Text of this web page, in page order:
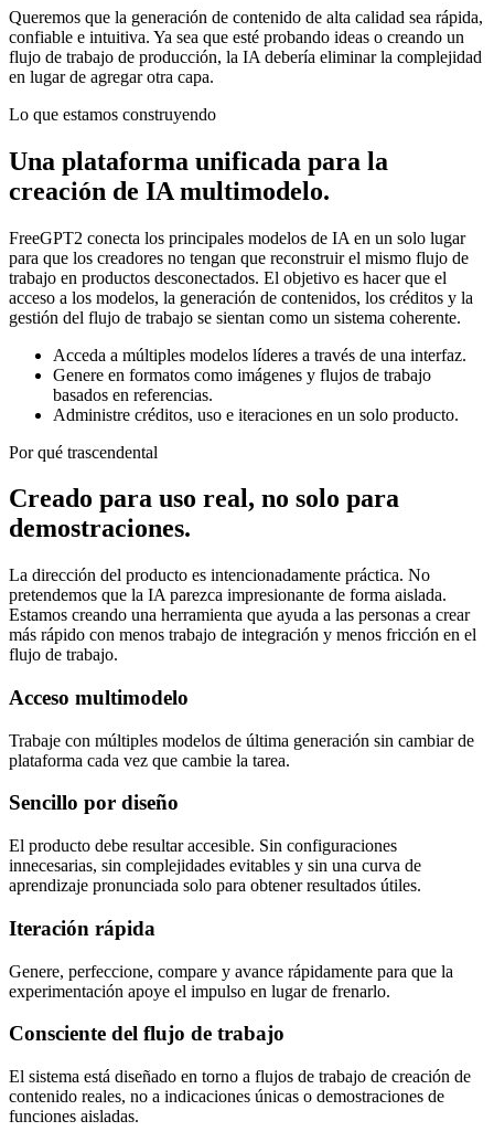
Queremos que la generación de contenido de alta calidad sea rápida,
confiable e intuitiva. Ya sea que esté probando ideas o creando un
flujo de trabajo de producción, la IA debería eliminar la complejidad
en lugar de agregar otra capa.
Lo que estamos construyendo
Una plataforma unificada para la
creación de IA multimodelo.
FreeGPT2 conecta los principales modelos de IA en un solo lugar
para que los creadores no tengan que reconstruir el mismo flujo de
trabajo en productos desconectados. El objetivo es hacer que el
acceso a los modelos, la generación de contenidos, los créditos y la
gestión del flujo de trabajo se sientan como un sistema coherente.
Acceda a múltiples modelos líderes a través de una interfaz.
Genere en formatos como imágenes y flujos de trabajo
basados ​​en referencias.
Administre créditos, uso e iteraciones en un solo producto.
Por qué trascendental
Creado para uso real, no solo para
demostraciones.
La dirección del producto es intencionadamente práctica. No
pretendemos que la IA parezca impresionante de forma aislada.
Estamos creando una herramienta que ayuda a las personas a crear
más rápido con menos trabajo de integración y menos fricción en el
flujo de trabajo.
Acceso multimodelo
Trabaje con múltiples modelos de última generación sin cambiar de
plataforma cada vez que cambie la tarea.
Sencillo por diseño
El producto debe resultar accesible. Sin configuraciones
innecesarias, sin complejidades evitables y sin una curva de
aprendizaje pronunciada solo para obtener resultados útiles.
Iteración rápida
Genere, perfeccione, compare y avance rápidamente para que la
experimentación apoye el impulso en lugar de frenarlo.
Consciente del flujo de trabajo
El sistema está diseñado en torno a flujos de trabajo de creación de
contenido reales, no a indicaciones únicas o demostraciones de
funciones aisladas.